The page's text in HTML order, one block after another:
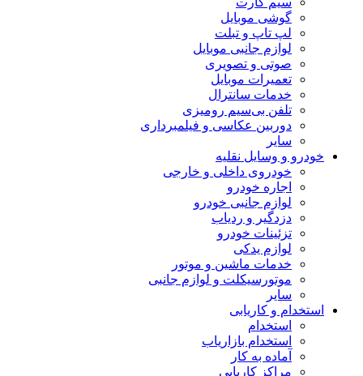
گوشی موبایل
لپ تاپ و تبلت
لوازم جانبی موبایل
صوتی و تصویری
تعمیرات موبایل
خدمات سانترال
تلفن بی‌سیم رومیزی
دوربین عکاسی و فیلمبرداری
سایر
خودرو و وسایل نقلیه
خودروی داخلی و خارجی
اجاره خودرو
لوازم جانبی خودرو
دزدگیر و ردیاب
تزئینات خودرو
لوازم یدکی
خدمات ماشین و موتور
موتورسیکلت و لوازم جانبی
سایر
استخدام و کاریابی
استخدام
استخدام بازاریاب
آماده به کار
مراکز کاریابی